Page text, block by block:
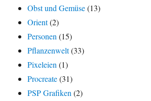
Obst und Gemüse(13)
Orient(2)
Personen(15)
Pflanzenwelt(33)
Pixeleien(1)
Procreate(31)
PSP Grafiken(2)